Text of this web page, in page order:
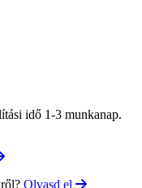
idő 1-3 munkanap.
Olvasd el